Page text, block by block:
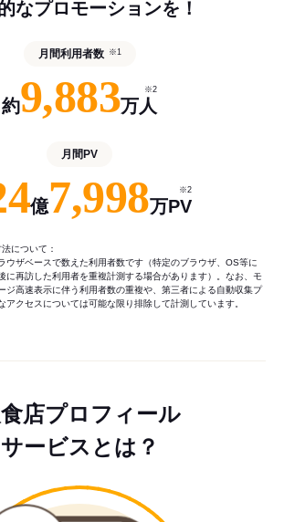
なプロモーションを！
月間利用者数 ※1
約9,883万人
※2
月間PV
億7,998万PV
※2
について：
ウザベースで数えた利用者数です（特定のブラウザ、OS等に
に再訪した利用者を重複計測する場合があります）。なお、モ
ジ高速表示に伴う利用者数の重複や、第三者による自動収集プ
アクセスについては可能な限り排除して計測しています。
店プロフィール
サービスとは？